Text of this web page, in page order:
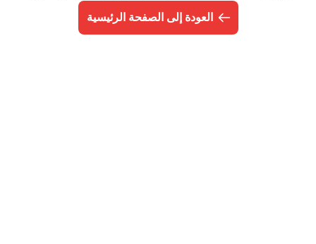
العودة إلى الصفحة الرئيسية